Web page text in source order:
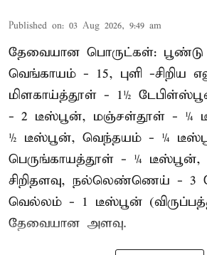
Published on: 03 Aug 2026, 9:49 am
தேவையான பொருட்கள்:
வெங்காயம் - 15, புளி -சிறிய
மிளகாய்த்தூள் - 1½
- 2 டீஸ்பூன், மஞ்சள்தூள் - ¼
½ டீஸ்பூன், வெந்தயம் - ¼
பெருங்காயத்தூள் - ¼ டீஸ்பூன்,
சிறிதளவு, நல்லெண்ணெய் - 3
வெல்லம் - 1 டீஸ்பூன்
தேவையான அளவு.